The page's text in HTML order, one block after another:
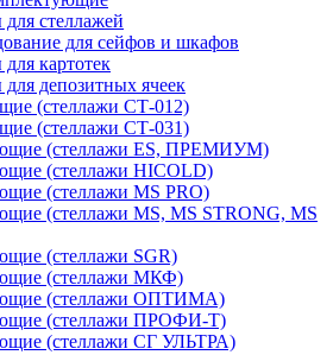
стеллажей
для сейфов и шкафов
картотек
для депозитных ячеек
(стеллажи СТ-012)
(стеллажи СТ-031)
(стеллажи ES, ПРЕМИУМ)
(стеллажи HICOLD)
(стеллажи MS PRO)
(стеллажи MS, MS STRONG, MS
(стеллажи SGR)
(стеллажи МКФ)
(стеллажи ОПТИМА)
(стеллажи ПРОФИ-Т)
(стеллажи СГ УЛЬТРА)